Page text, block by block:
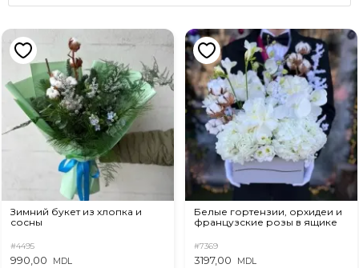
Зимний букет из хлопка и
сосны
#4495
990,00 MDL
Белые гортензии, орхидеи и
французские розы в ящике
#7369
3197,00 MDL